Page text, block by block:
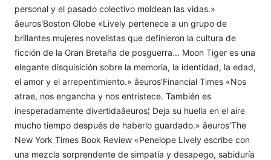
personal y el pasado colectivo moldean las vidas.»
âeuros'Boston Globe «Lively pertenece a un grupo de
brillantes mujeres novelistas que definieron la cultura de
ficción de la Gran Bretaña de posguerra... Moon Tiger es una
elegante disquisición sobre la memoria, la identidad, la edad,
el amor y el arrepentimiento.» âeuros'Financial Times «Nos
atrae, nos engancha y nos entristece. También es
inesperadamente divertidaâeuros¦ Deja su huella en el aire
mucho tiempo después de haberlo guardado.» âeuros'The
New York Times Book Review «Penelope Lively escribe con
una mezcla sorprendente de simpatía y desapego, sabiduría